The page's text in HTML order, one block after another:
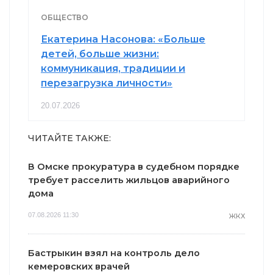
ОБЩЕСТВО
Екатерина Насонова: «Больше
детей, больше жизни:
коммуникация, традиции и
перезагрузка личности»
20.07.2026
ЧИТАЙТЕ ТАКЖЕ:
В Омске прокуратура в судебном порядке
требует расселить жильцов аварийного
дома
07.08.2026 11:30 ЖКХ
Бастрыкин взял на контроль дело
кемеровских врачей